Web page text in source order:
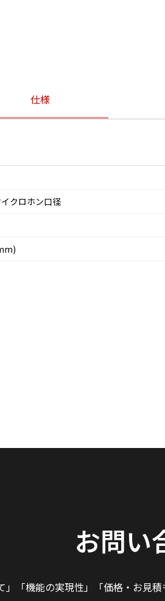
仕様
クロホン口径
お問い
」「機能の実現性」 「価格・お見積